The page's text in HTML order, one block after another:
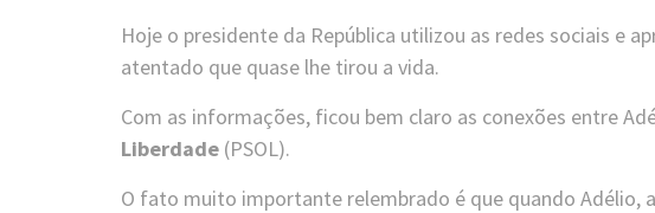
Hoje o presidente da República utilizou as redes sociais e
atentado que quase lhe tirou a vida.
Com as informações, ficou bem claro as conexões entre
Liberdade (PSOL).
O fato muito importante relembrado é que quando Adélio,